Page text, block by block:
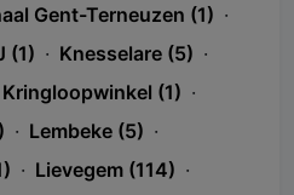
Gent-Terneuzen (1) ·
(1) · Knesselare (5) ·
Kringloopwinkel (1) ·
· Lembeke (5) ·
· Lievegem (114) ·